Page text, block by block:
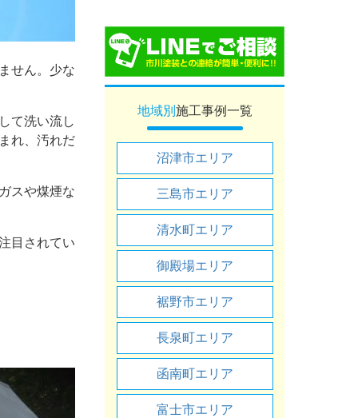
せん。少な
て洗い流し
れ、汚れだ
スや煤煙な
目されてい
地域別 施工事例一覧
沼津市エリア
三島市エリア
清水町エリア
御殿場エリア
裾野市エリア
長泉町エリア
函南町エリア
富士市エリア